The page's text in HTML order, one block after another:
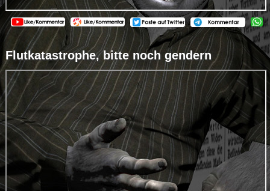
Flutkatastrophe, bitte noch gendern